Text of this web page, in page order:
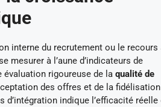
interne du recrutement ou le recours
mesurer à l’aune d’indicateurs de
évaluation rigoureuse de la qualité de
des offres et de la
d’intégration indique l’efficacité réelle